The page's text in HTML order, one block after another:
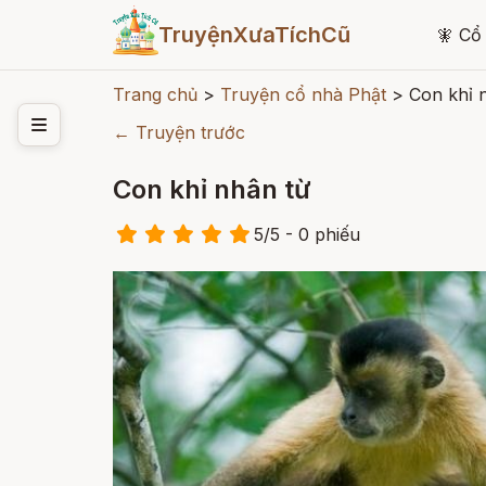
TruyệnXưaTíchCũ 🧚
Trang chủ > Truyện cổ nhà Phật > Con khỉ
← Truyện trước
Con khỉ nhân từ
5/5 - 0 phiếu